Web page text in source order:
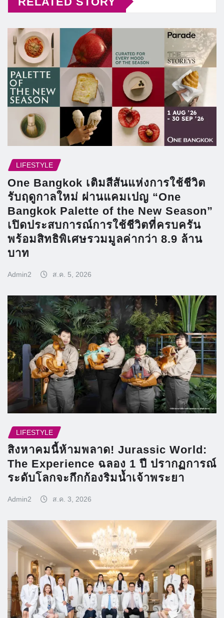
LIFESTYLE
One Bangkok เติมสีสันแห่งการใช้ชีวิต
รับฤดูกาลใหม่ ผ่านแคมเปญ “One
Bangkok Palette of the New Season”
เปิดประสบการณ์การใช้ชีวิตที่ครบครัน
พร้อมสิทธิพิเศษรวมมูลค่ากว่า 8.9 ล้าน
บาท
Admin2 ส.ค. 5, 2026
LIFESTYLE
สิงหาคมนี้ห้ามพลาด! Jurassic World:
The Experience ฉลอง 1 ปี ปรากฏการณ์
ระดับโลกจะกึกก้องริมน้ำเจ้าพระยา
Admin2 ส.ค. 3, 2026